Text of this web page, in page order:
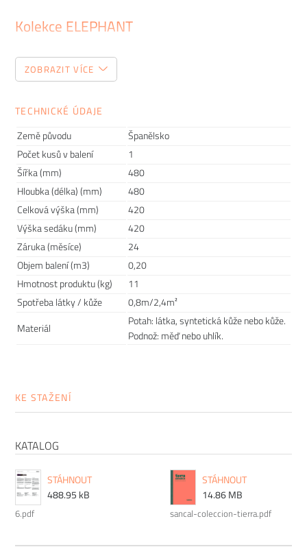
Kolekce ELEPHANT
DesignérIsaac Piñeiro
vytvořil pro kolekciELEPHANT.
vnímání nábytku pouze jakožto funkčních prvků interiérů, a
vnáší do nich svého uměleckého ducha. Pro tuto kolekci
vybral materiály, které odolávají času, jako je dub, měď a
grafit. Jednoduché geometrické čtvercové a obdélníkové
designy mají
zaoblené hrany
posezení a uhlazenější vzhled. Rodina produktů zahrnuje tři
poufy o různých rozměrech. Poufy jsou všestranné se vejdou
do jakéhokoli prostředí jako stolička v elegantní kavárně,
malé ostrůvky na hotelové recepci a další.
Prodlužte životnost nábytku
víme, že důležitou roli v jeho odolnosti hraje správná údržba,
připravili jsme pro vás několik
tipů a doporučení
starat o různé typy povrchu a čemu se naopak vyvarovat >>
péče o nábytek.
ZOBRAZIT VÍCE
TECHNICKÉ ÚDAJE
Země původu
Španělsko
Počet kusů v balení
1
Šířka (mm)
480
Hloubka (délka) (mm)
480
Celková výška (mm)
420
Výška sedáku (mm)
420
Záruka (měsíce)
24
Objem balení (m3)
0,20
Hmotnost produktu (kg)
11
Spotřeba látky / kůže
0,8m/2,4m²
Materiál
Potah: látka, syntetická kůže nebo kůže.
Podnož: měď nebo uhlík.
KE STAŽENÍ
KATALOG
STÁHNOUT
488.95 kB
6.pdf
STÁHNOUT
14.86 MB
sancal-coleccion-tierra.pdf